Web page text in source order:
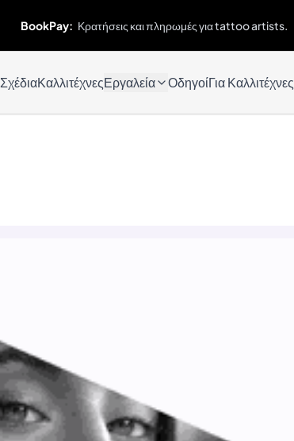
BookPay: Κρατήσεις και πληρωμές για tattoo artists.
ΣχέδιαΚαλλιτέχνεςΕργαλεία ΟδηγοίΓια Καλλιτέχνες